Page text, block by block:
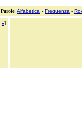
Parole: Alfabetica - Frequenza -
»]